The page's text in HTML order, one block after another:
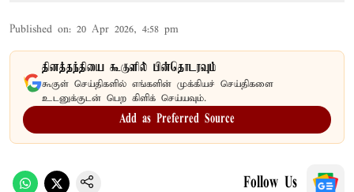
Published on: 20 Apr 2026, 4:58 pm
தினத்தந்தியை கூகுளில் பின்தொடரவும்
கூகுள் செய்திகளில் எங்களின் முக்கியச் செய்திகளை
உடனுக்குடன் பெற கிளிக் செய்யவும்.
Add as Preferred Source
Follow Us